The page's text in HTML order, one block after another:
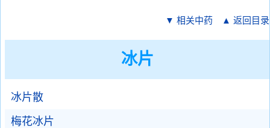
▼ 相关中药 ▲ 返回目录
冰片
冰片散
梅花冰片